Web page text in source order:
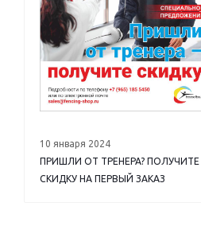
10 января 2024
ПРИШЛИ ОТ ТРЕНЕРА? ПОЛУЧИТЕ
СКИДКУ НА ПЕРВЫЙ ЗАКАЗ